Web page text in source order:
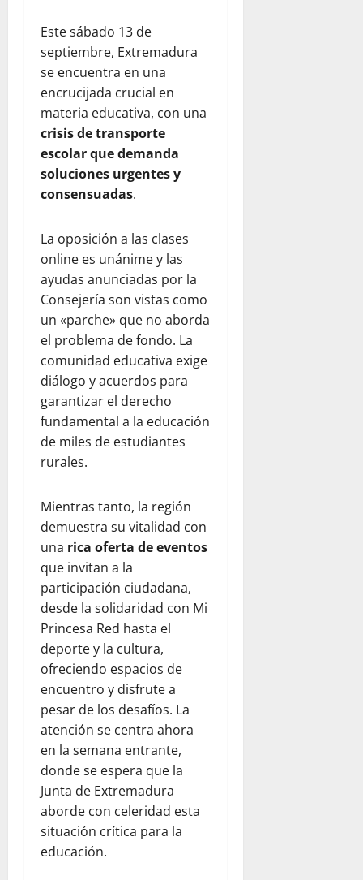
Este sábado 13 de
septiembre, Extremadura
se encuentra en una
encrucijada crucial en
materia educativa, con una
crisis de transporte
escolar que demanda
soluciones urgentes y
consensuadas.
La oposición a las clases
online es unánime y las
ayudas anunciadas por la
Consejería son vistas como
un «parche» que no aborda
el problema de fondo. La
comunidad educativa exige
diálogo y acuerdos para
garantizar el derecho
fundamental a la educación
de miles de estudiantes
rurales.
Mientras tanto, la región
demuestra su vitalidad con
una rica oferta de eventos
que invitan a la
participación ciudadana,
desde la solidaridad con Mi
Princesa Red hasta el
deporte y la cultura,
ofreciendo espacios de
encuentro y disfrute a
pesar de los desafíos. La
atención se centra ahora
en la semana entrante,
donde se espera que la
Junta de Extremadura
aborde con celeridad esta
situación crítica para la
educación.